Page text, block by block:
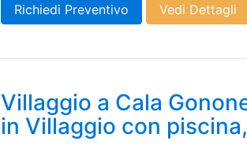
Richiedi Preventivo Vedi Dettagli
Villaggio a Cala
in Villaggio con